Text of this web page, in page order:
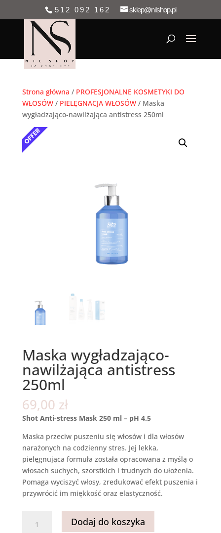
512 092 162 sklep@nilshop.pl
Strona główna / PROFESJONALNE KOSMETYKI DO
WŁOSÓW/ PIELĘGNACJA WŁOSÓW/ Maska
wygładzająco-nawilżająca antistress 250ml
Maska wygładzająco-
nawilżająca antistress
250ml
69,00 zł
Shot Anti-stress Mask 250 ml – pH 4.5
Maska przeciw puszeniu się włosów i dla włosów
narażonych na codzienny stres. Jej lekka,
pielęgnująca formuła została opracowana z myślą o
włosach suchych, szorstkich i trudnych do ułożenia.
Pomaga wyciszyć włosy, zredukować efekt puszenia i
przywrócić im miękkość oraz elastyczność.
Maska
Dodaj do koszyka